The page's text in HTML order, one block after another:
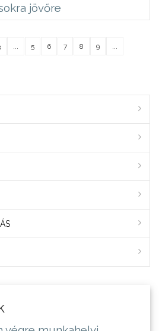
jövőre
... 5 6 7 8 9 ...